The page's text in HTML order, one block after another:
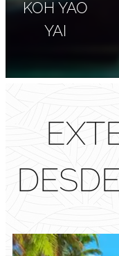
KOH YAO
YAI